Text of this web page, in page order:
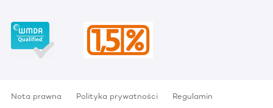
Nota prawna Polityka prywatności Regulamin